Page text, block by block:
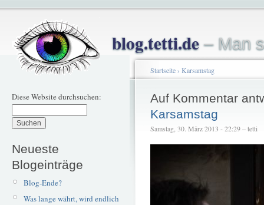
blog.tetti.de– Man
Diese Website durchsuchen:
Neueste
Blogeinträge
Blog-Ende?
Was lange währt, wird endlich
Startseite› Karsamstag
Auf Kommentar
Karsamstag
Samstag, 30. März 2013 - 22:29 – tetti